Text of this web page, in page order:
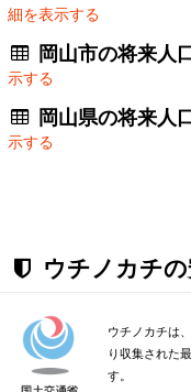
細を表示する
岡山市の将来人
示する
岡山県の将来人
示する
ウチノカチ
ウチノカチは
り収集された
す。